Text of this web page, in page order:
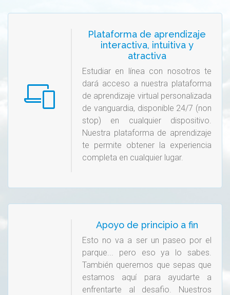
Plataforma de aprendizaje
interactiva, intuitiva y
atractiva
Estudiar en línea con nosotros te
dará acceso a nuestra plataforma
de aprendizaje virtual personalizada
de vanguardia, disponible 24/7 (non
stop) en cualquier dispositivo.
Nuestra plataforma de aprendizaje
te permite obtener la experiencia
completa en cualquier lugar.
Apoyo de principio a fin
Esto no va a ser un paseo por el
parque... pero eso ya lo sabes.
También queremos que sepas que
estamos aquí para ayudarte a
enfrentarte al desafio. Nuestros